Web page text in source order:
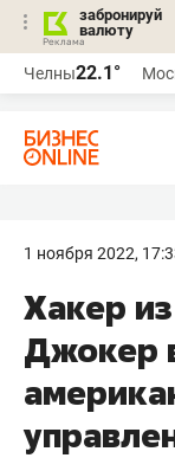
забронируй
валюту
Челны22.1°
1 ноября 2022,
Хакер
Джокер